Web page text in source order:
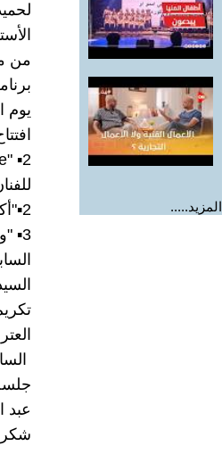
المزيد.....
من
يوم الجمعة 23 ماي
2▪︎ "Mélodies picturale
2▪︎"أكريليك"، للفنانة التشكيلية سلمى لعتيكي
3▪︎ "وجوه إفريقية"، للفنان الفوتوغرافي نبيل رمضاني
عبد